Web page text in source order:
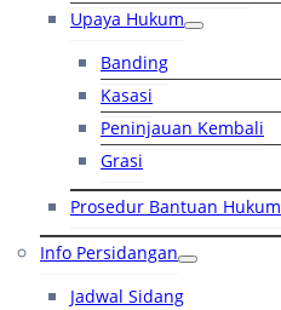
Upaya Hukum
Banding
Kasasi
Peninjauan Kembali
Grasi
Prosedur Bantuan Hukum
Info Persidangan
Jadwal Sidang